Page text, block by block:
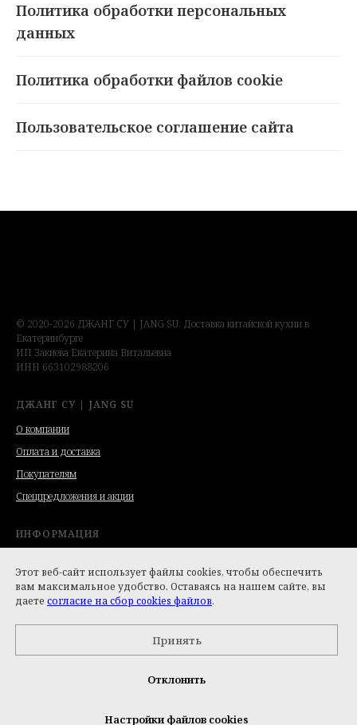
Политика обработки персональных
данных
Политика обработки файлов cookie
Пользовательское соглашение сайта
Этот веб-сайт использует файлы cookies, чтобы обеспечить
вам максимальное удобство. Оставаясь на нашем сайте, вы
даете согласие на сбор cookies файлов.
Принять
Отклонить
Настройки файлов cookies
© 2020-2026 ДЖАНГ СУ | JANG SU: Доставка китайской кухни в
Екатеринбурге
ИП Закиева Екатерина Витальевна
ИНН 663102988206
ДЖАНГ СУ | JANG SU
О компании
Оплата и доставка
Покупателям
Спецпредложения и акции
ИНФОРМАЦИЯ
Политика обработки персональных данных
Политика конфиденциальности
Политика обработки файлов cookie
Пользовательское соглашение сайта